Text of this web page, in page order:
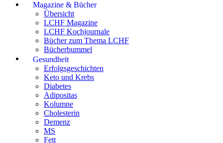
Magazine & Bücher
Übersicht
LCHF Magazine
LCHF Kochjournale
Bücher zum Thema LCHF
Bücherbummel
Gesundheit
Erfolgsgeschichten
Keto und Krebs
Diabetes
Adipositas
Kolumne
Cholesterin
Demenz
MS
Fett